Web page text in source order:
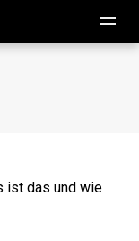
ist das und wie